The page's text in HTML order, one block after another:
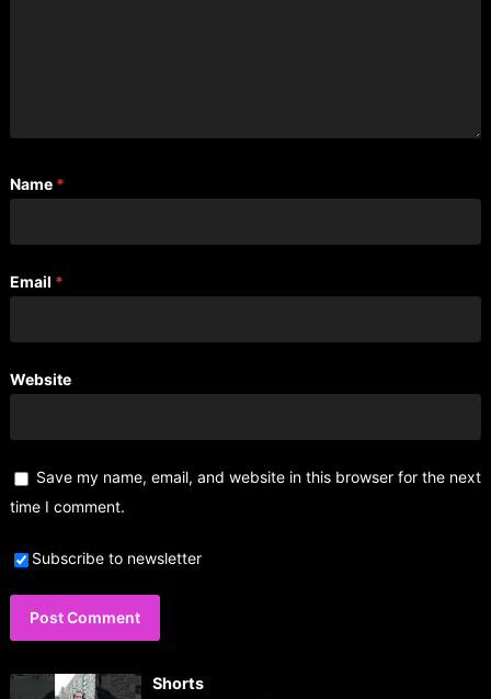
Name *
Email *
Website
Save my name, email, and website in this browser for the next
time I comment.
Subscribe to newsletter
Shorts